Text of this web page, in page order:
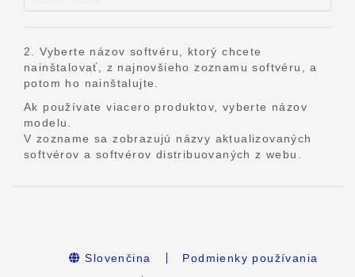
2. Vyberte názov softvéru, ktorý chcete
nainštalovať, z najnovšieho zoznamu softvéru, a
potom ho nainštalujte.
Ak používate viacero produktov, vyberte názov
modelu.
V zozname sa zobrazujú názvy aktualizovaných
softvérov a softvérov distribuovaných z webu.
Slovenčina
Podmienky používania